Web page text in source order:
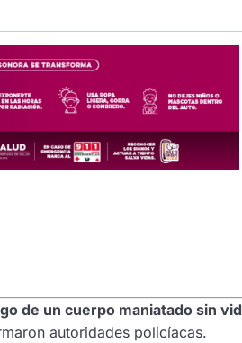
de un cuerpo maniatado sin
autoridades policíacas.